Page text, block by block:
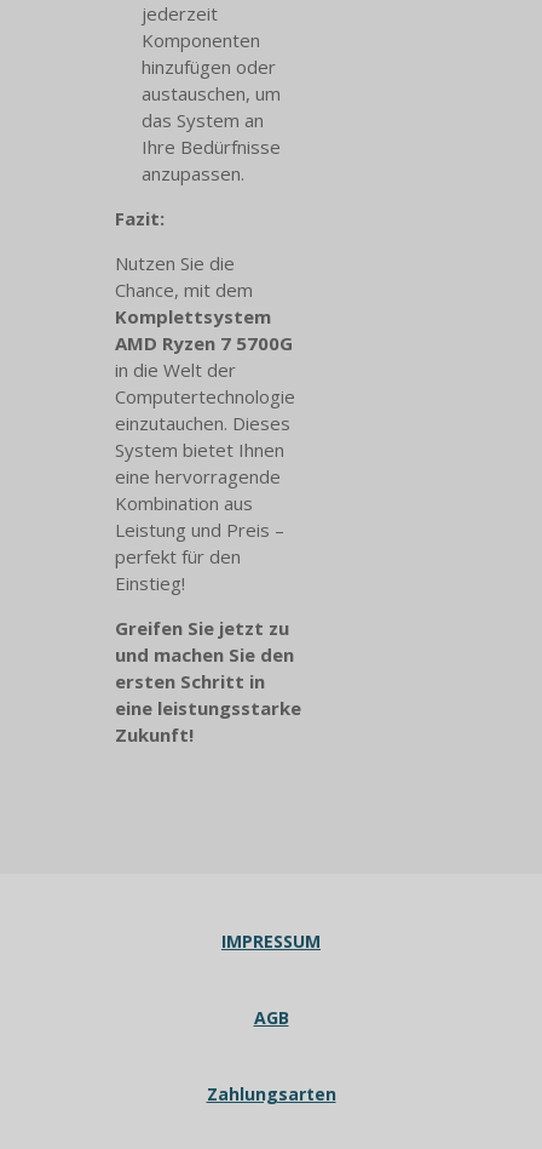
jederzeit
Komponenten
hinzufügen oder
austauschen, um
das System an
Ihre Bedürfnisse
anzupassen.
Fazit:
Nutzen Sie die
Chance, mit dem
Komplettsystem
AMD Ryzen 7 5700G
in die Welt der
Computertechnologie
einzutauchen. Dieses
System bietet Ihnen
eine hervorragende
Kombination aus
Leistung und Preis –
perfekt für den
Einstieg!
Greifen Sie jetzt zu
und machen Sie den
ersten Schritt in
eine leistungsstarke
Zukunft!
IMPRESSUM
AGB
Zahlungsarten